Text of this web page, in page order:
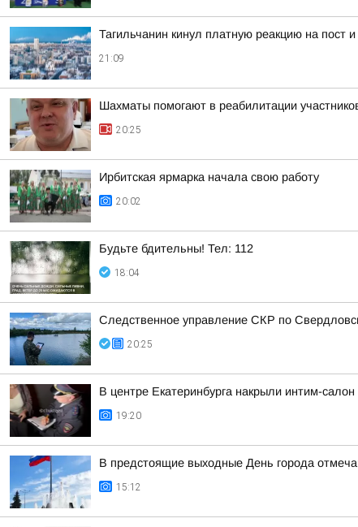
Тагильчанин кинул платную реакцию на пост
21:09
Шахматы помогают в реабилитации
20:25
Ирбитская ярмарка начала свою работу
20:02
Будьте бдительны! Тел: 112
18:04
Следственное управление СКР по
20:25
В центре Екатеринбурга накрыли интим-салон
19:20
В предстоящие выходные День города
15:12